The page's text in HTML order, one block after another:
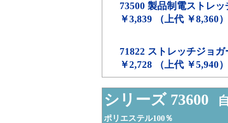
73500 製品制電ストレ
￥3,839 （上代 ￥8,360）
71822 ストレッチジョガ
￥2,728 （上代 ￥5,940）
シリーズ 73600
ポリエステル100％